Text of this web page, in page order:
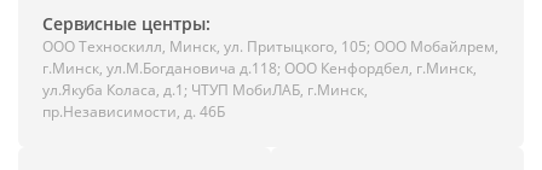
Сервисные центры:
ООО Техноскилл, Минск, ул. Притыцкого, 105; ООО Мобайлрем,
г.Минск, ул.М.Богдановича д.118; ООО Кенфордбел, г.Минск,
ул.Якуба Коласа, д.1; ЧТУП МобиЛАБ, г.Минск,
пр.Независимости, д. 46Б